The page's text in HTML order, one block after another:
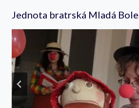
obsah
Jednota bratrská Mladá